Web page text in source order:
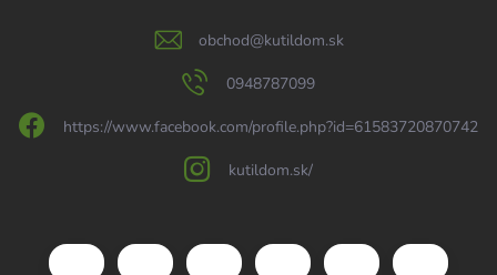
obchod@kutildom.sk
0948787099
https://www.facebook.com/profile.php?id=61583720870742
kutildom.sk/